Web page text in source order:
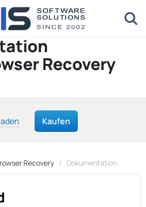
Recovery
Kaufen
Recovery Dokumentation